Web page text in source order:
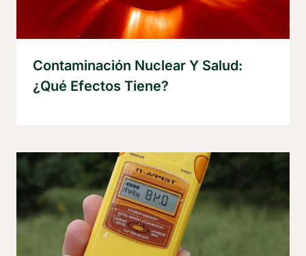
Contaminación Nuclear Y Salud:
¿qué Efectos Tiene?